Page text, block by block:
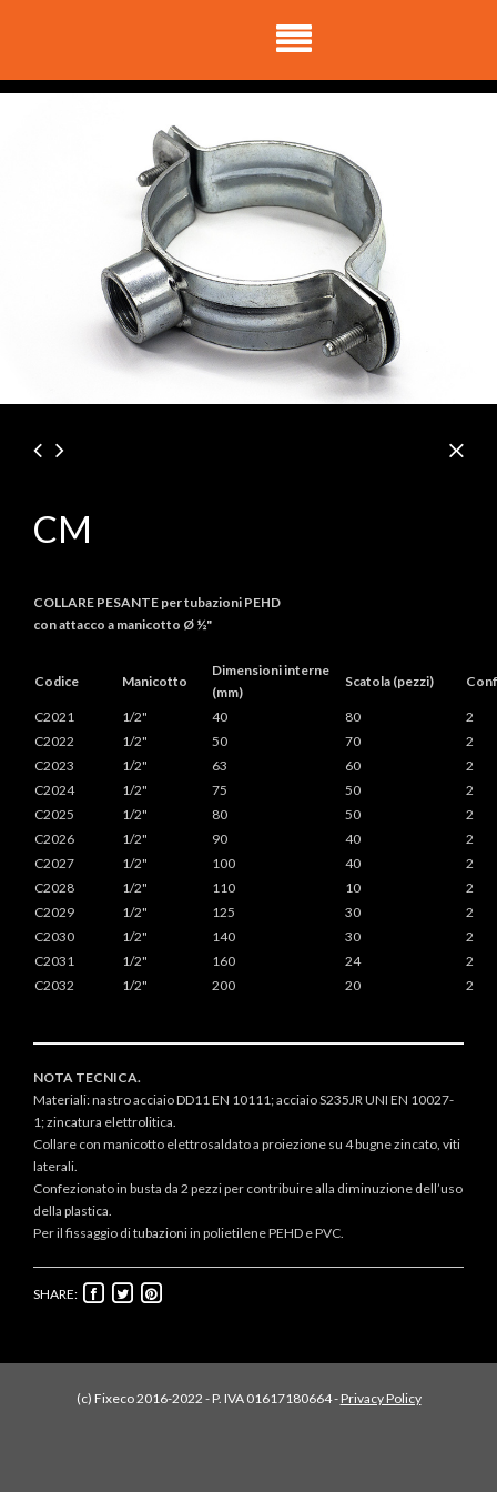
CM
COLLARE PESANTE per tubazioni PEHD
con attacco a manicotto Ø ½"
Codice Manicotto
Dimensioni interne
(mm)
Scatola (pezzi)
C2021 1/2" 40 80
2
C2022
1/2" 50 70
2
C2023
1/2" 63 60
2
C2024
1/2" 75 50
2
C2025
1/2" 80 50
2
C2026
1/2" 90 40
2
C2027
1/2" 100 40
2
C2028
1/2" 110 10
2
C2029
1/2" 125 30
2
C2030
1/2" 140 30
2
C2031
1/2" 160 24
2
C2032
1/2" 200 20 2
NOTA TECNICA.
Materiali: nastro acciaio DD11 EN 10111; acciaio S235JR UNI EN 10027-
1; zincatura elettrolitica.
Collare con manicotto elettrosaldato a proiezione su 4 bugne zincato, viti
laterali.
Confezionato in busta da 2 pezzi per contribuire alla diminuzione dell’uso
della plastica.
Per il fissaggio di tubazioni in polietilene PEHD e PVC.
SHARE:
(c) Fixeco 2016-2022 - P. IVA 01617180664 -Privacy Policy